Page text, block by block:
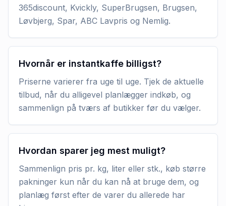
365discount, Kvickly, SuperBrugsen, Brugsen,
Løvbjerg, Spar, ABC Lavpris og Nemlig.
Hvornår er instantkaffe billigst?
Priserne varierer fra uge til uge. Tjek de aktuelle
tilbud, når du alligevel planlægger indkøb, og
sammenlign på tværs af butikker før du vælger.
Hvordan sparer jeg mest muligt?
Sammenlign pris pr. kg, liter eller stk., køb større
pakninger kun når du kan nå at bruge dem, og
planlæg først efter de varer du allerede har